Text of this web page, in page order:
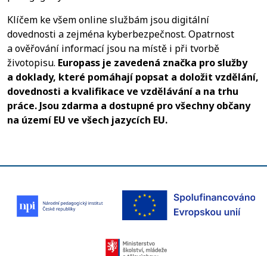
Klíčem ke všem online službám jsou digitální
dovednosti a zejména kyberbezpečnost. Opatrnost
a ověřování informací jsou na místě i při tvorbě
životopisu. Europass je zavedená značka pro služby
a doklady, které pomáhají popsat a doložit vzdělání,
dovednosti a kvalifikace ve vzdělávání a na trhu
práce. Jsou zdarma a dostupné pro všechny občany
na území EU ve všech jazycích EU.